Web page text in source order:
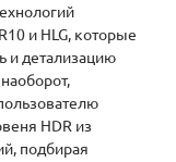
и HLG, которые
и детализацию
HDR из
подбирая